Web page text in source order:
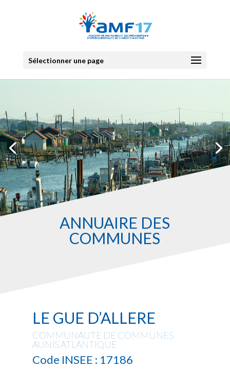
Sélectionner une page
ANNUAIRE DES
COMMUNES
LE GUE D’ALLERE
COMMUNAUTE DE COMMUNES
AUNIS ATLANTIQUE
Code INSEE : 17186